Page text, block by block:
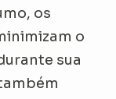
os
o
sua